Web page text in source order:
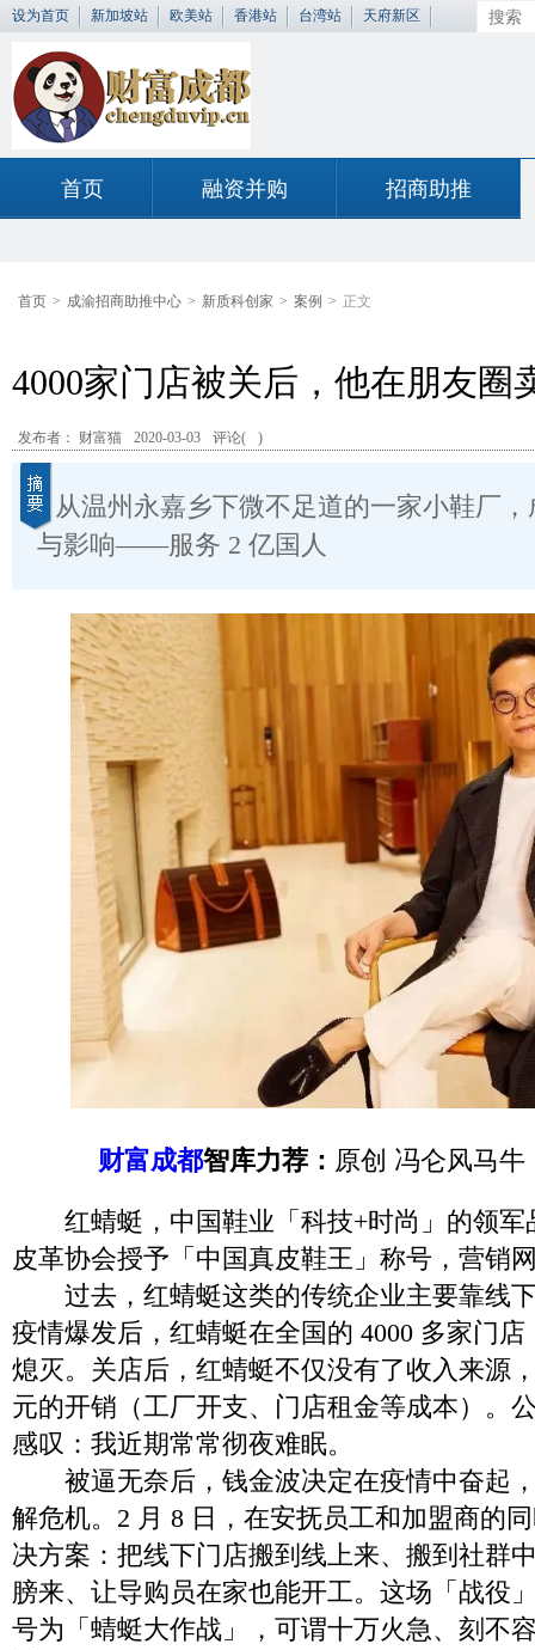
设为首页 新加坡站 欧美站 香港站 台湾站 天府新区
首页 融资并购 招商助推
首页 > 成渝招商助推中心 > 新质科创家 > 案例 > 正文
4000家门店被关后，他在朋友圈
发布者： 财富猫 2020-03-03 评论( )
从温州永嘉乡下微不足道的一家小鞋厂
与影响——服务 2 亿国人
财富成都智库力荐： 原创 冯仑风马牛
红蜻蜓，中国鞋业「科技+时尚」的领军
皮革协会授予「中国真皮鞋王」称号，营销
过去，红蜻蜓这类的传统企业主要靠线下
疫情爆发后，红蜻蜓在全国的 4000 多家门
熄灭。关店后，红蜻蜓不仅没有了收入来源
元的开销（工厂开支、门店租金等成本）。
感叹：我近期常常彻夜难眠。
被逼无奈后，钱金波决定在疫情中奋起
解危机。2 月 8 日，在安抚员工和加盟商的
决方案：把线下门店搬到线上来、搬到社群
膀来、让导购员在家也能开工。这场「战役
号为「蜻蜓大作战」，可谓十万火急、刻不